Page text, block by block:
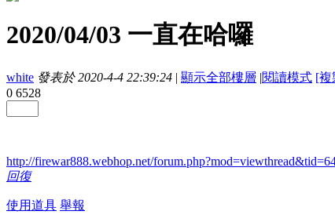
2020/04/03 一直在哈囉
white 發表於 2020-4-4 22:39:24 | 顯示全部樓層 |閱讀模式 [複
0 6528
http://firewar888.webhop.net/
回復
使用道具 舉報